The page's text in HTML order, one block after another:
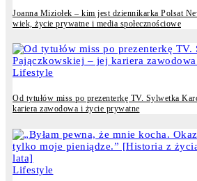
Joanna Miziołek – kim jest dziennikarka Polsat
wiek, życie prywatne i media społecznościowe
Lifestyle
Od tytułów miss po prezenterkę TV. Sylwetka
kariera zawodowa i życie prywatne
Lifestyle